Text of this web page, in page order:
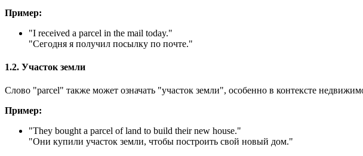
Пример:
"I received a parcel in the mail today."
"Сегодня я получил посылку по почте."
1.2. Участок земли
Слово "parcel" также может означать "участок земли", особенно в контексте
Пример:
"They bought a parcel of land to build their new house."
"Они купили участок земли, чтобы построить свой новый дом."